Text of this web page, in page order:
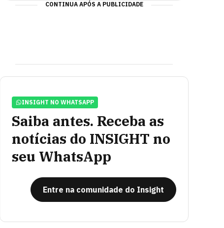
CONTINUA APÓS A PUBLICIDADE
INSIGHT NO WHATSAPP
Saiba antes. Receba as
notícias do INSIGHT no
seu WhatsApp
Entre na comunidade do Insight